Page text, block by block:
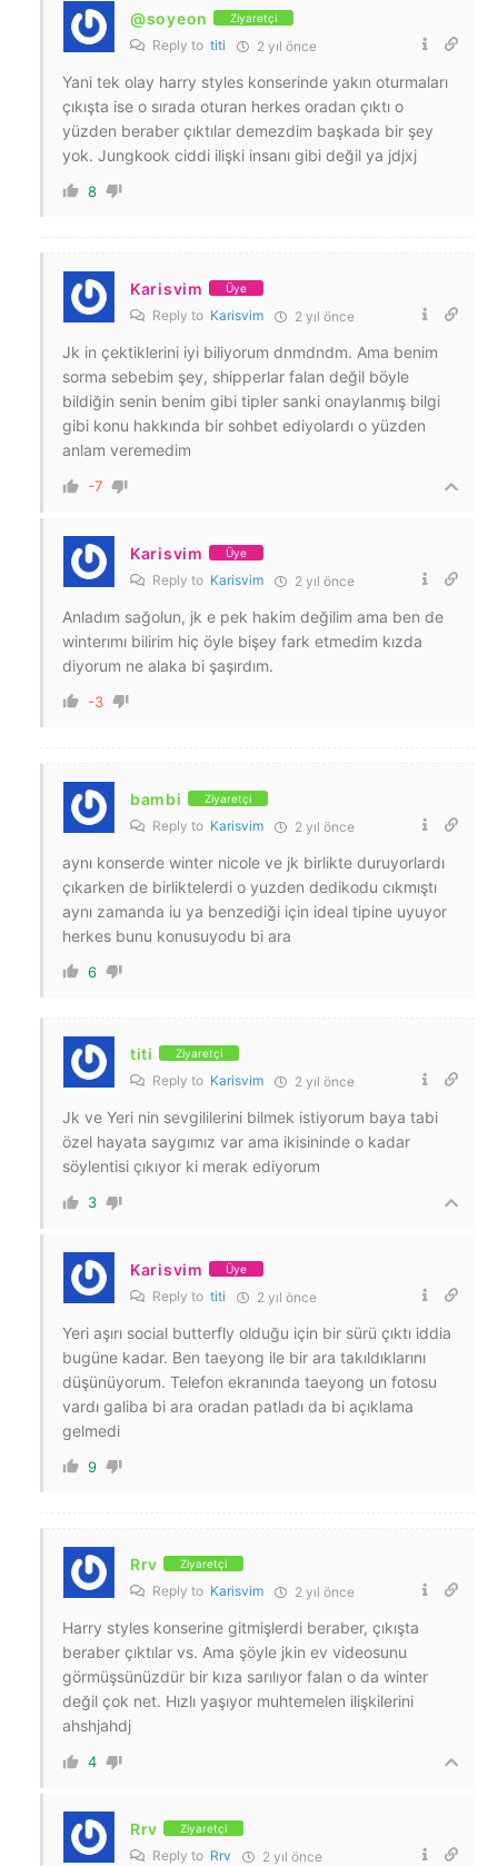
@soyeon Ziyaretçi
Reply to titi 2 yıl önce
Yani tek olay harry styles konserinde yakın oturmaları
çıkışta ise o sırada oturan herkes oradan çıktı o
yüzden beraber çıktılar demezdim başkada bir şey
yok. Jungkook ciddi ilişki insanı gibi değil ya jdjxj
8
Karisvim Üye
Reply to Karisvim 2 yıl önce
Jk in çektiklerini iyi biliyorum dnmdndm. Ama benim
sorma sebebim şey, shipperlar falan değil böyle
bildiğin senin benim gibi tipler sanki onaylanmış bilgi
gibi konu hakkında bir sohbet ediyolardı o yüzden
anlam veremedim
-7
Karisvim Üye
Reply to Karisvim 2 yıl önce
Anladım sağolun, jk e pek hakim değilim ama ben de
winterımı bilirim hiç öyle bişey fark etmedim kızda
diyorum ne alaka bi şaşırdım.
-3
bambi Ziyaretçi
Reply to Karisvim 2 yıl önce
aynı konserde winter nicole ve jk birlikte duruyorlardı
çıkarken de birliktelerdi o yuzden dedikodu cıkmıştı
aynı zamanda iu ya benzediği için ideal tipine uyuyor
herkes bunu konusuyodu bi ara
6
titi Ziyaretçi
Reply to Karisvim 2 yıl önce
Jk ve Yeri nin sevgililerini bilmek istiyorum baya tabi
özel hayata saygımız var ama ikisininde o kadar
söylentisi çıkıyor ki merak ediyorum
3
Karisvim Üye
Reply to titi 2 yıl önce
Yeri aşırı social butterfly olduğu için bir sürü çıktı iddia
bugüne kadar. Ben taeyong ile bir ara takıldıklarını
düşünüyorum. Telefon ekranında taeyong un fotosu
vardı galiba bi ara oradan patladı da bi açıklama
gelmedi
9
Rrv Ziyaretçi
Reply to Karisvim 2 yıl önce
Harry styles konserine gitmişlerdi beraber, çıkışta
beraber çıktılar vs. Ama şöyle jkin ev videosunu
görmüşsünüzdür bir kıza sarılıyor falan o da winter
değil çok net. Hızlı yaşıyor muhtemelen ilişkilerini
ahshjahdj
4
Rrv Ziyaretçi
Reply to Rrv 2 yıl önce